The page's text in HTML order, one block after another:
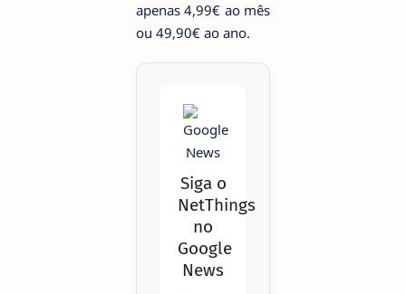
apenas 4,99€ ao mês
ou 49,90€ ao ano.
Siga o
NetThings
no
Google
News